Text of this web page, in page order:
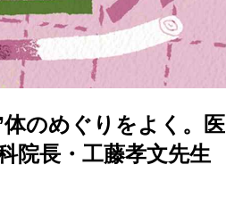
のめぐりをよく。医
院長・工藤孝文先生